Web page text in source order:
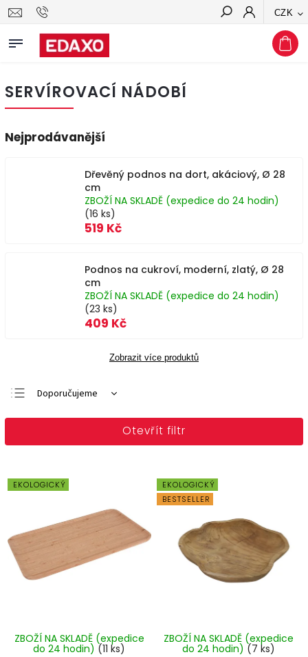
CZK
Hledat
SERVÍROVACÍ NÁDOBÍ
Nejprodávanější
Dřevěný podnos na dort, akáciový, Ø 28
cm
ZBOŽÍ NA SKLADĚ (expedice do 24 hodin)
(16 ks)
519 Kč
Podnos na cukroví, moderní, zlatý, Ø 28
cm
ZBOŽÍ NA SKLADĚ (expedice do 24 hodin)
(23 ks)
409 Kč
Zobrazit více produktů
Doporučujeme
Nejlevnější
Abecedně
Otevřít filtr
EKOLOGICKÝ
ZBOŽÍ NA SKLADĚ (expedice
do 24 hodin) (11 ks)
EKOLOGICKÝ
BESTSELLER
ZBOŽÍ NA SKLADĚ (expedice
do 24 hodin) (7 ks)